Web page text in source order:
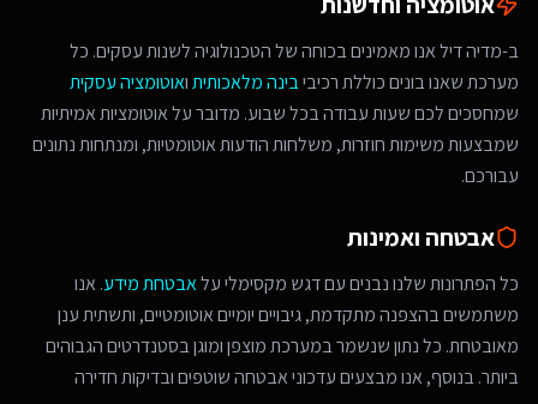
ב-מדיה דיל אנו מאמינים בכוחה של הטכנולוגיה לשנות עסקים. כל
מערכת שאנו בונים כוללת רכיביבינה מלאכותיתואוטומציה עסקית
שמחסכים לכם שעות עבודה בכל שבוע. מדובר על אוטומציות אמיתיות
שמבצעות משימות חוזרות, משלחות הודעות אוטומטיות, ומנתחות נתונים
עבורכם.
אבטחה ואמינות
כל הפתרונות שלנו נבנים עם דגש מקסימלי עלאבטחת מידע. אנו
משתמשים בהצפנה מתקדמת, גיבויים יומיים אוטומטיים, ותשתית ענן
מאובטחת. כל נתון שנשמר במערכת מוצפן ומוגן בסטנדרטים הגבוהים
ביותר. בנוסף, אנו מבצעים עדכוני אבטחה שוטפים ובדיקות חדירה